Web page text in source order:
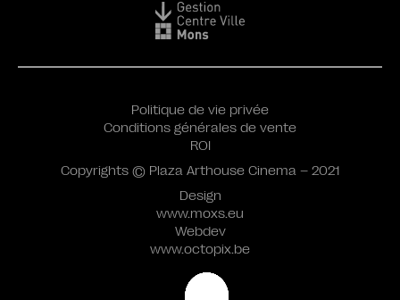
Design
www.moxs.eu
Webdev
www.octopix.be
Politique de vie privée
Conditions générales de vente
ROI
Copyrights © Plaza Arthouse Cinema – 2021